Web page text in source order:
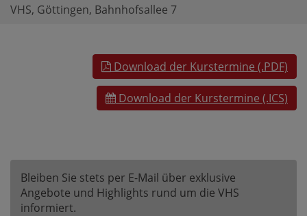
VHS, Göttingen, Bahnhofsallee 7
Download der Kurstermine (.PDF)
Download der Kurstermine (.ICS)
Bleiben Sie stets per E-Mail über exklusive
Angebote und Highlights rund um die VHS
informiert.